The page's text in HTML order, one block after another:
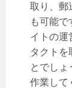
取り、郵
も可能
イトの運
タクトを
とでしょ
作業して